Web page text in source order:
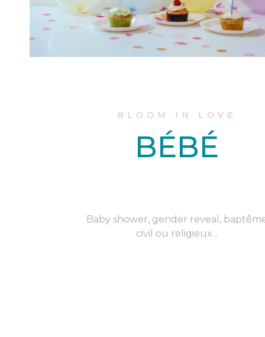
BLOOM IN LOVE
BÉBÉ
Baby shower, gender reveal,
civil ou religieux...